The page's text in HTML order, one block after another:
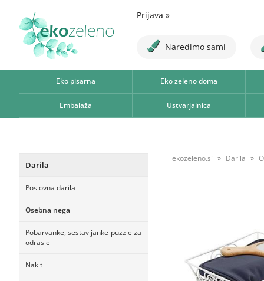
Prijava »
Naredimo sami
Eko pisarna Eko zeleno doma
Embalaža Ustvarjalnica
Darila
Poslovna darila
Osebna nega
Pobarvanke, sestavljanke-puzzle za
odrasle
Nakit
ekozeleno.si Darila